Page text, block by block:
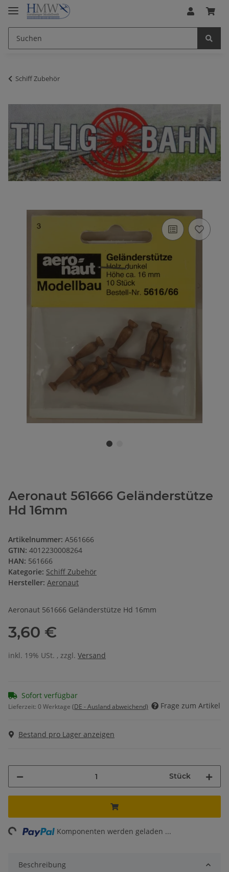
Schiff Zubehör
Aeronaut 561666 Geländerstütze
Hd 16mm
Artikelnummer: A561666
GTIN: 4012230008264
HAN: 561666
Kategorie: Schiff Zubehör
Hersteller: Aeronaut
Aeronaut 561666 Geländerstütze Hd 16mm
3,60 €
inkl. 19% USt. , zzgl. Versand
Sofort verfügbar
Lieferzeit: 0 Werktage (DE - Ausland abweichend) Frage zum Artikel
Bestand pro Lager anzeigen
Stück
Komponenten werden geladen ...
Beschreibung